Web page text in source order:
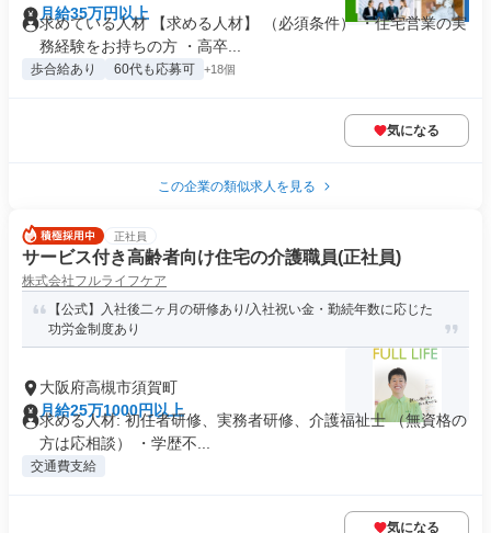
月給35万円以上
求めている人材 【求める人材】 （必須条件） ・住宅営業の実
務経験をお持ちの方 ・高卒...
歩合給あり 60代も応募可 +18個
気になる
この企業の類似求人を見る
正社員
サービス付き高齢者向け住宅の介護職員(正社員)
株式会社フルライフケア
【公式】入社後二ヶ月の研修あり/入社祝い金・勤続年数に応じた
功労金制度あり
大阪府高槻市須賀町
月給25万1000円以上
求める人材: 初任者研修、実務者研修、介護福祉士 （無資格の
方は応相談） ・学歴不...
交通費支給
気になる